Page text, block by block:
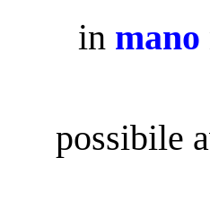
in mano
possibile